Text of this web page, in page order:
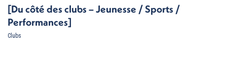
[Du côté des clubs – Jeunesse / Sports /
Performances]
Clubs